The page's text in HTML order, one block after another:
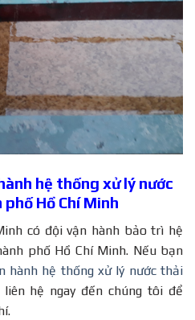
hệ thống xử lý nước
Hồ Chí Minh
có đội vận hành bảo trì hệ
phố Hồ Chí Minh. Nếu bạn
hành hệ thống xử lý nước thải
hệ ngay đến chúng tôi để